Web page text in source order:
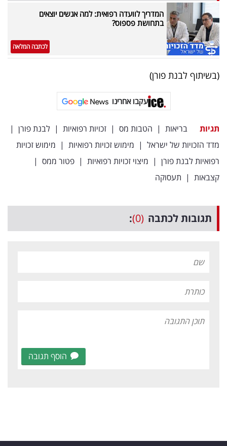
המדריך לוועדה רפואית: למה אנשים יוצאים
בתחושת פספוס?
לכתבה המלאה
(בשיתוף לבנת פורן)
עקבו אחרינו
תגיות בריאות | הטבות מס | זכויות רפואיות | לבנת פורן |
מדד הזכויות של ישראל | מימוש זכויות רפואיות | מימוש זכויות
רפואיות לבנת פורן | מיצוי זכויות רפואיות | פטור ממס |
קצבאות | תעסוקה
תגובות לכתבה (0)
:
הוסף תגובה